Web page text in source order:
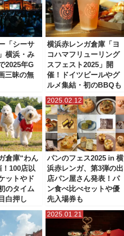
「シーサ
横浜・み
2025年G
三昧の無
横浜赤レンガ倉庫「ヨ
コハマフリューリング
スフェスト2025」開
催！ドイツビールやグ
ルメ集結・初のBBQも
倉庫“わん
100店以
ットやド
のタイム
白押し
2025.02.12
パンのフェス2025 in 横
浜赤レンガ、第3弾の出
店パン屋さん発表！パ
ン食べ比べセットや優
先入場券も
2025.01.21